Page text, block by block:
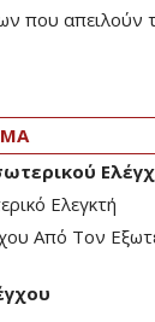
που απειλούν
Ελεγκτή
Από Τον